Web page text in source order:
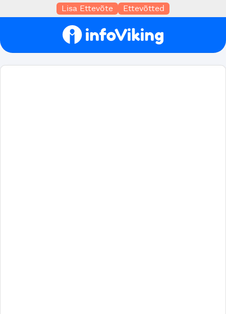
Lisa Ettevõte Ettevõtted